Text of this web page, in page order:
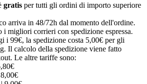
gratis per tutti gli ordini di importo superiore
arriva in 48/72h dal momento dell'ordine.
migliori corrieri con spedizione espressa.
i 99€, la spedizione costa 5,00€ per gli
Il calcolo della spedizione viene fatto
Le altre tariffe sono: